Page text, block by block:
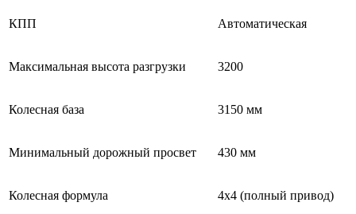
КПП Автоматическая
Максимальная высота разгрузки 3200
Колесная база 3150 мм
Минимальный дорожный просвет 430 мм
Колесная формула 4х4 (полный привод)